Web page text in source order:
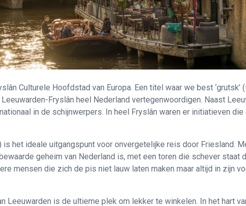
Culturele Hoofdstad van Europa. Een titel waar we best ‘grutsk’
Leeuwarden-Fryslân heel Nederland vertegenwoordigen. Naast
in de schijnwerpers. In heel Fryslân waren er initiatieven die
is het ideale uitgangspunt voor onvergetelijke reis door Friesland.
geheim van Nederland is, met een toren die schever staat
mensen die zich de pis niet lauw laten maken maar altijd in zijn
Leeuwarden is de ultieme plek om lekker te winkelen. In het hart